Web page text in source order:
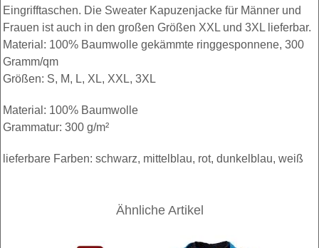
Eingrifftaschen. Die Sweater Kapuzenjacke für Männer und
Frauen ist auch in den großen Größen XXL und 3XL lieferbar.
Material: 100% Baumwolle gekämmte ringgesponnene, 300
Gramm/qm
Größen: S, M, L, XL, XXL, 3XL
Material: 100% Baumwolle
Grammatur: 300 g/m²
lieferbare Farben: schwarz, mittelblau, rot, dunkelblau, weiß
Ähnliche Artikel